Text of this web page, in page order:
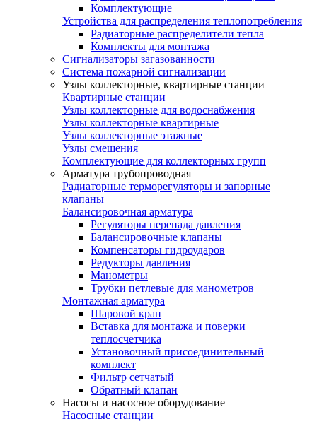
Комплектующие
Устройства для распределения теплопотребления
Радиаторные распределители тепла
Комплекты для монтажа
Сигнализаторы загазованности
Система пожарной сигнализации
Узлы коллекторные, квартирные станции
Квартирные станции
Узлы коллекторные для водоснабжения
Узлы коллекторные квартирные
Узлы коллекторные этажные
Узлы смешения
Комплектующие для коллекторных групп
Арматура трубопроводная
Радиаторные терморегуляторы и запорные
клапаны
Балансировочная арматура
Регуляторы перепада давления
Балансировочные клапаны
Компенсаторы гидроударов
Редукторы давления
Манометры
Трубки петлевые для манометров
Монтажная арматура
Шаровой кран
Вставка для монтажа и поверки
теплосчетчика
Установочный присоединительный
комплект
Фильтр сетчатый
Обратный клапан
Насосы и насосное оборудование
Насосные станции